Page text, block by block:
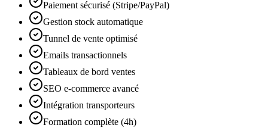
Paiement sécurisé (Stripe/PayPal)
Gestion stock automatique
Tunnel de vente optimisé
Emails transactionnels
Tableaux de bord ventes
SEO e-commerce avancé
Intégration transporteurs
Formation complète (4h)